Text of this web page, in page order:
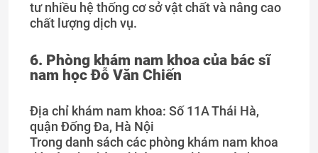
tư nhiều hệ thống cơ sở vật chất và nâng cao
chất lượng dịch vụ.
6. Phòng khám nam khoa của bác sĩ
nam học Đỗ Văn Chiến
Địa chỉ khám nam khoa: Số 11A Thái Hà,
quận Đống Đa, Hà Nội
Trong danh sách các phòng khám nam khoa